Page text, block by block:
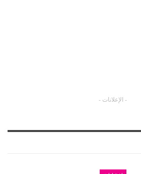
- الإعلانات -